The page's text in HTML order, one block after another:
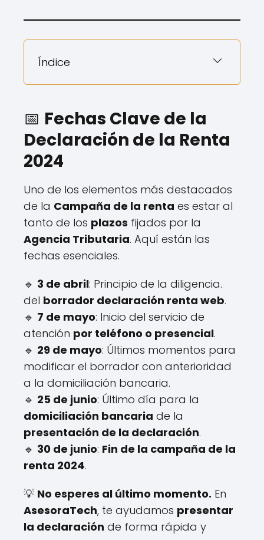
Índice
📅 Fechas Clave de la
Declaración de la Renta
2024
Uno de los elementos más destacados
de la Campaña de la renta es estar al
tanto de los plazos fijados por la
Agencia Tributaria. Aquí están las
fechas esenciales.
🔹 3 de abril: Principio de la diligencia.
del borrador declaración renta web.
🔹 7 de mayo: Inicio del servicio de
atención por teléfono o presencial.
🔹 29 de mayo: Últimos momentos para
modificar el borrador con anterioridad
a la domiciliación bancaria.
🔹 25 de junio: Último día para la
domiciliación bancaria de la
presentación de la declaración.
🔹 30 de junio: Fin de la campaña de la
renta 2024.
💡 No esperes al último momento. En
AsesoraTech, te ayudamos presentar
la declaración de forma rápida y